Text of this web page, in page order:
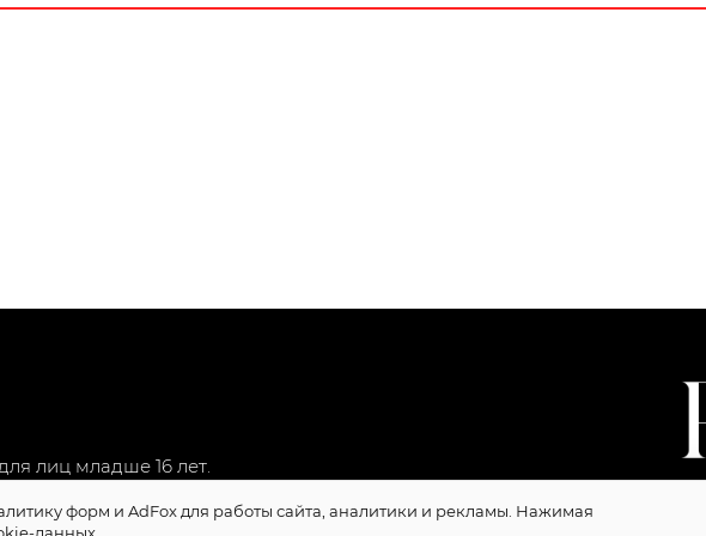
лиц младше 16 лет.
форм и AdFox для работы сайта, аналитики и рекламы. Нажимая